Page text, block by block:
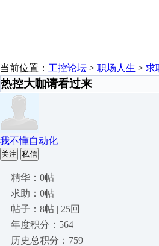
当前位置： 工控论坛 > 职场人生 > 求
热控大咖请看过来
我不懂自动化
关注 私信
精华：0帖
求助：0帖
帖子：8帖 | 25回
年度积分：564
历史总积分：759